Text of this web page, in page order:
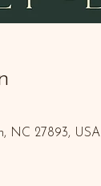
NC 27893, USA